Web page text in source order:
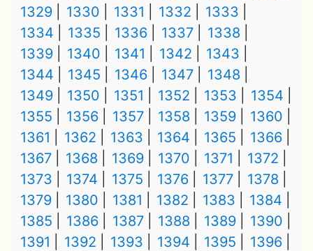
1329
1330 1331 1332
1333
1334
1335 1336 1337
1338
1339
1340 1341 1342
1343
1344
1345 1346 1347
1348
1349
1350 1351 1352 1353
1354
1355
1356 1357 1358 1359
1360
1361
1362 1363 1364 1365
1366
1367
1368 1369 1370 1371
1372
1373
1374 1375 1376 1377
1378
1379
1380 1381 1382 1383
1384
1385
1386 1387 1388 1389
1390
1391
1392 1393 1394 1395
1396